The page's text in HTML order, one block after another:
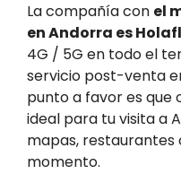
La compañía con el
en Andorra es
4G / 5G en todo el
servicio post-venta
punto a favor es que
ideal para tu visita a
mapas, restaurantes
momento.